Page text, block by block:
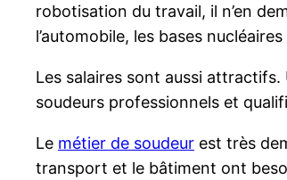
robotisation du travail, il n’en
l’automobile, les bases
Les salaires sont aussi
soudeurs professionnels et
Le métier de soudeur est très
transport et le bâtiment ont